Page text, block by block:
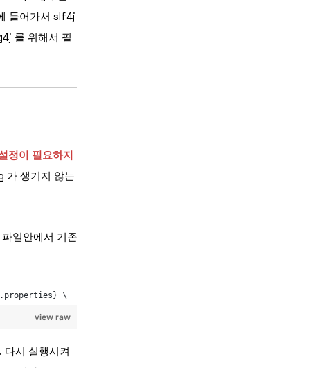
들어가서 slf4j
를 위해서 필
이 필요하지
가 생기지 않는
일안에서 기존
. properties } \
view raw
시 실행시켜